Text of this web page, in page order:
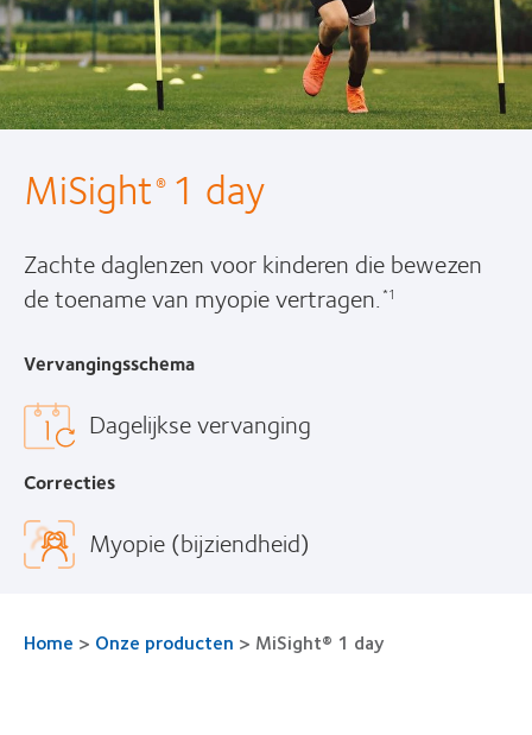
MiSight®1 day
Zachte daglenzen voor kinderen die bewezen
de toename van myopie vertragen. *1
Vervangingsschema
Dagelijkse vervanging
Correcties
Myopie (bijziendheid)
Home > Onze producten > MiSight® 1 day